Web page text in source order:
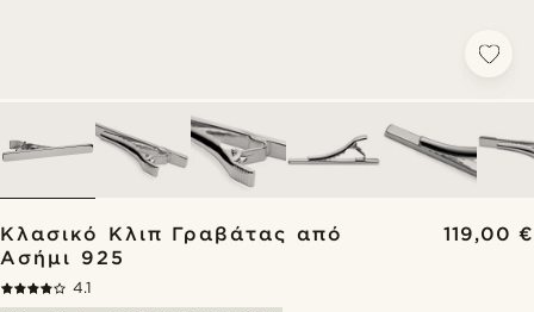
Κλασικό Κλιπ Γραβάτας από
Ασήμι 925
119,00 €
4.1